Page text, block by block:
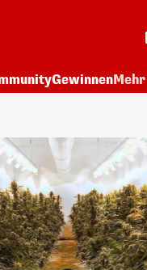
GewinnenMehr